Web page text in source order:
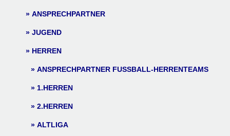
ANSPRECHPARTNER
JUGEND
HERREN
ANSPRECHPARTNER FUSSBALL-HERRENTEAMS
1.HERREN
2.HERREN
ALTLIGA